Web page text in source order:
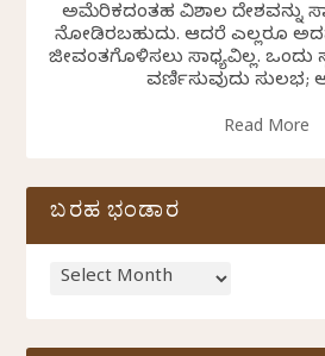
ಅಮೆರಿಕದಂತಹ ವಿಶಾಲ ದೇಶವನ್ನು
ನೋಡಿರಬಹುದು. ಆದರೆ ಎಲ್ಲರೂ
ಜೀವಂತಗೊಳಿಸಲು ಸಾಧ್ಯವಿಲ್ಲ.
ವರ್ಣಿಸುವುದು ಸುಲಭ;
Read More
ಬರಹ ಭಂಡಾರ